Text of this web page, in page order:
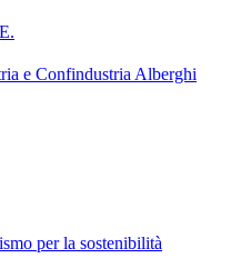
e Confindustria Alberghi
per la sostenibilità